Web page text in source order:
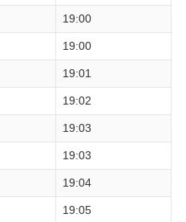
19:00
19:00
19:01
19:02
19:03
19:03
19:04
19:05